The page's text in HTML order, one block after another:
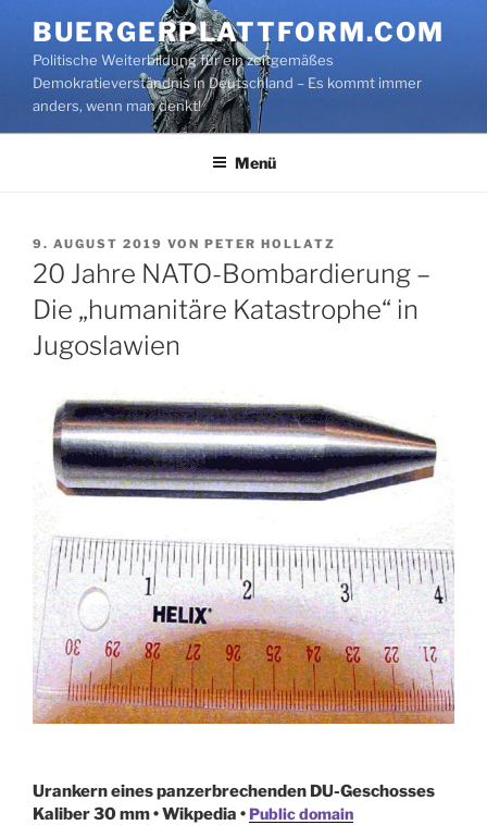
Inhalt
springen
BUERGERPLATTFORM.COM
Politische Weiterbildung für ein zeitgemäßes
Demokratieverständnis in Deutschland – Es kommt immer
anders, wenn man denkt!
Menü
VERÖFFENTLICHT
AM
9. AUGUST 2019 VON PETER HOLLATZ
20 Jahre NATO-Bombardierung –
Die „humanitäre Katastrophe“ in
Jugoslawien
Urankern eines panzerbrechenden DU-Geschosses
Kaliber 30 mm • Wikpedia •Public domain